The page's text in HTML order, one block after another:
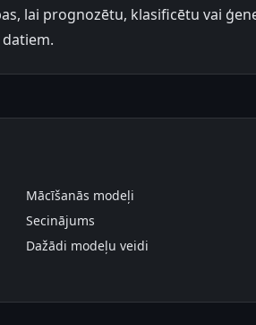
lai prognozētu, klasificētu vai
Mācīšanās modeļi
Secinājums
Dažādi modeļu veidi